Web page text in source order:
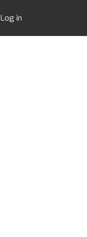
Log in